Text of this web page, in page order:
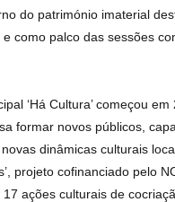
do património imaterial
como palco das sessões
‘Há Cultura’ começou
formar novos públicos,
dinâmicas culturais
projeto cofinanciado pelo
ações culturais de